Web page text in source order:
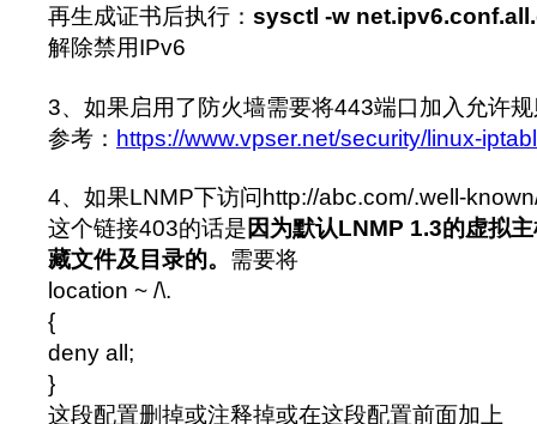
再生成证书后执行： sysctl -w
解除禁用IPv6
3、如果启用了防火墙需要将443端口加入允许
参考： https://www.vpser.net/security/linux-
4、如果LNMP下访问http://abc.com/.well-
这个链接403的话是因为默认LNMP 1.3的虚拟
藏文件及目录的。 需要将
location ~ /\.
{
deny all;
}
这段配置删掉或注释掉或在这段配置前面加上